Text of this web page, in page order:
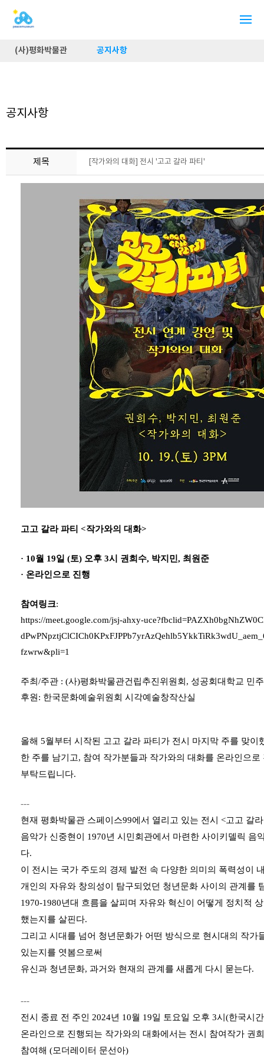
(사)평화박물관 공지사항
공지사항
제목 [작가와의 대화] 전시 '고고 갈라 파티'
고고 갈라 파티 <작가와의 대화>
· 10월 19일 (토) 오후 3시
권희수, 박지민, 최원준
· 온라인으로 진행
참여링크:
https://meet.google.com/jsj-ahxy-
fzwrw&pli=1
주최/주관 : (사)평화박물관건립추진위원회, 성공회대학교 민
후원: 한국문화예술위원회 시각예술창작산실
올해 5월부터 시작된 고고 갈라 파티가 전시 마지막 주를 맞이
한 주를 남기고, 참여 작가분들과 작가와의 대화를 온라인으
부탁드립니다.
---
현재 평화박물관 스페이스99에서 열리고 있는 전시 <고고 갈
음악가 신중현이 1970년 시민회관에서 마련한 사이키델릭 음
다.
이 전시는 국가 주도의 경제 발전 속 다양한 의미의 폭력성이
개인의 자유와 창의성이 탐구되었던 청년문화 사이의 관계를
1970-1980년대 흐름을 살피며 자유와 혁신이 어떻게 정치적
했는지를 살핀다.
그리고 시대를 넘어 청년문화가 어떤 방식으로 현시대의 작가
있는지를 엿봄으로써
유신과 청년문화, 과거와 현재의 관계를 새롭게 다시 묻는다.
---
전시 종료 전 주인 2024년 10월 19일 토요일 오후 3시(한국시
온라인으로 진행되는 작가와의 대화에서는 전시 참여작가 권
참여해 (모더레이터 문선아)